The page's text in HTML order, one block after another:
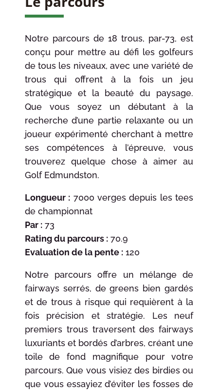
Notre parcours de 18 trous, par-73, est
conçu pour mettre au défi les golfeurs
de tous les niveaux, avec une variété de
trous qui offrent à la fois un jeu
stratégique et la beauté du paysage.
Que vous soyez un débutant à la
recherche d’une partie relaxante ou un
joueur expérimenté cherchant à mettre
ses compétences à l’épreuve, vous
trouverez quelque chose à aimer au
Golf Edmundston.
Longueur : 7000verges depuis les tees
de championnat
Par :73
Rating du parcours :70.9
Evaluation de la pente :120
Notre parcours offre un mélange de
fairways serrés, de greens bien gardés
et de trous à risque qui requièrent à la
fois précision et stratégie. Les neuf
premiers trous traversent des fairways
luxuriants et bordés d’arbres, créant une
toile de fond magnifique pour votre
parcours. Que vous visiez des birdies ou
que vous essayiez d’éviter les fosses de